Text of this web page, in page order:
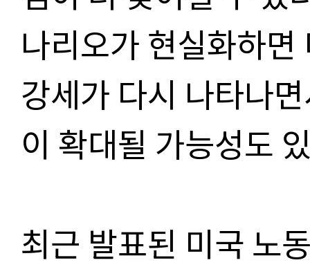
나리오가 현실화하
강세가 다시 나타나
이 확대될 가능성도
최근 발표된 미국 노